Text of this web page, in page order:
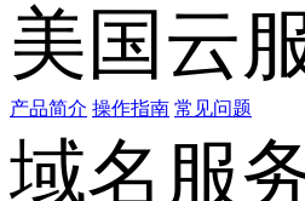
美国云
产品简介 操作指南 常见问题
域名服